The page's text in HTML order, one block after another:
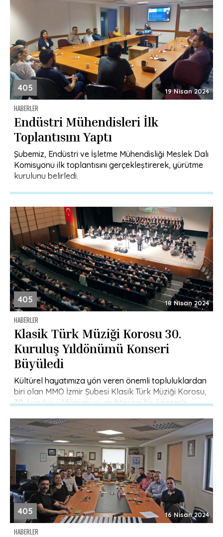
405 19 Nisan 2024
HABERLER
Endüstri Mühendisleri İlk
Toplantısını Yaptı
Şubemiz, Endüstri ve İşletme Mühendisliği Meslek Dalı
Komisyonu ilk toplantısını gerçekleştirerek, yürütme
kurulunu belirledi.
405 18 Nisan 2024
HABERLER
Klasik Türk Müziği Korosu 30.
Kuruluş Yıldönümü Konseri
Büyüledi
Kültürel hayatımıza yön veren önemli topluluklardan
biri olan MMO İzmir Şubesi Klasik Türk Müziği Korosu,
30. kuruluş yıldönümünü muhteşem bir konserle
405 16 Nisan 2024
HABERLER